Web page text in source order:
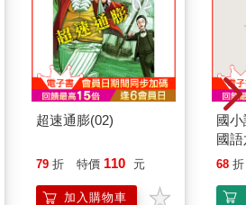
超速通膨(02)
79 折 特價 110 元
加入購物車
國
國
68 折